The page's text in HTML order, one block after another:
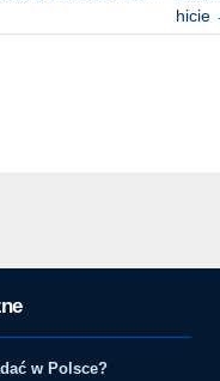
hicie
w Polsce?